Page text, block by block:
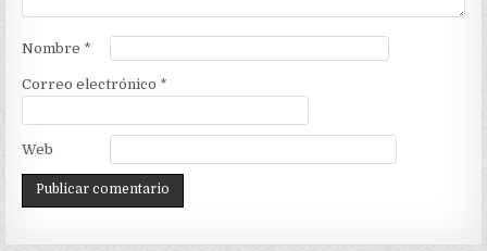
Nombre *
Correo electrónico *
Web